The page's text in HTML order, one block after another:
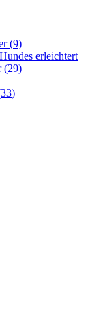
(9)
erleichtert
(29)
33)